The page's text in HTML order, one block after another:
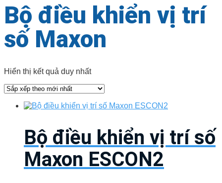
Bộ điều khiển vị trí
số Maxon
Hiển thị kết quả duy nhất
Bộ điều khiển vị trí số
Maxon ESCON2